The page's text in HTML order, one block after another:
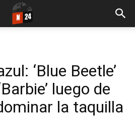
‘Blue Beetle’
luego de
la taquilla